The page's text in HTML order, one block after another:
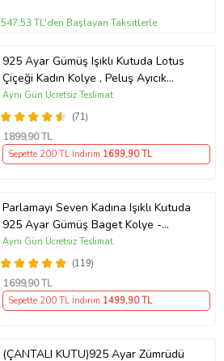
547,53 TL'den Başlayan Taksitlerle
925 Ayar Gümüş Işıklı Kutuda Lotus
Çiçeği Kadın Kolye , Peluş Ayıcık
Anahtarlık Marteniçka Bileklik,
Polaroid Fotoğraf Hediye
(71)
Aynı Gün Ücretsiz Teslimat
1899,90 TL
Sepette 200 TL İndirim 1699,90 TL
Parlamayı Seven Kadına Işıklı Kutuda
925 Ayar Gümüş Baget Kolye -
Kişiye Özel Fotoğraf Hediye
(119)
Aynı Gün Ücretsiz Teslimat
1699,90 TL
Sepette 200 TL İndirim 1499,90 TL
(ÇANTALI KUTU)925 Ayar Zümrüdü